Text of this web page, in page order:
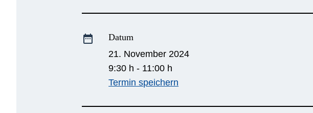
date_range
Datum
21. November 2024
9:30 h - 11:00 h
Termin speichern